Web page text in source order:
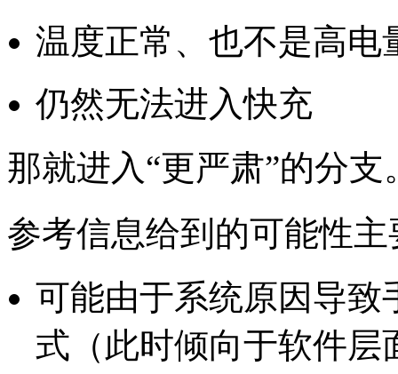
温度正常、也不是高电
仍然无法进入快充
那就进入“更严肃”的分支
参考信息给到的可能性
可能由于系统原因导致
式（此时倾向于软件层